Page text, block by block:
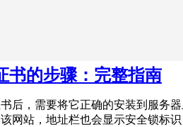
书的步骤：完整指南
后，需要将它正确的安装到服务
网站，地址栏也会显示安全锁标